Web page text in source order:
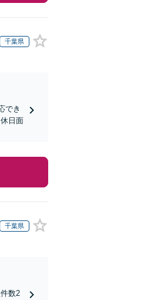
千葉県
でき
日面
千葉県
数2